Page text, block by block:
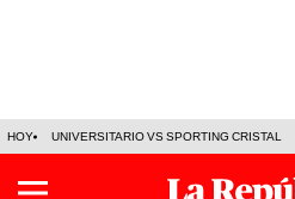
HOY UNIVERSITARIO VS SPORTING CRISTAL